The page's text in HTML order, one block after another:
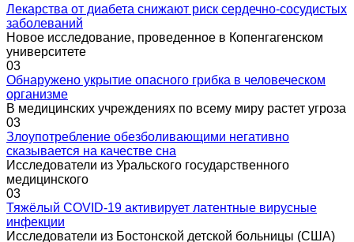
Лекарства от диабета снижают риск сердечно-сосудистых
заболеваний
Новое исследование, проведенное в Копенгагенском
университете
03
Обнаружено укрытие опасного грибка в человеческом
организме
В медицинских учреждениях по всему миру растет угроза
03
Злоупотребление обезболивающими негативно
сказывается на качестве сна
Исследователи из Уральского государственного
медицинского
03
Тяжёлый COVID-19 активирует латентные вирусные
инфекции
Исследователи из Бостонской детской больницы (США)